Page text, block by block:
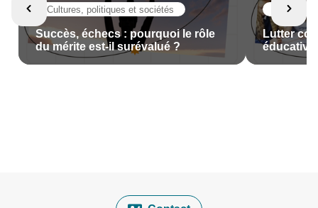
Cultures, politiques et sociétés
Succès, échecs : pourquoi le rôle
du mérite est-il surévalué ?
Cultures,
Lutter
et/ou sur